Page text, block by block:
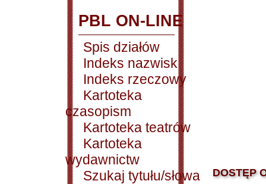
PBL ON-LINE
Spis działów
Indeks nazwisk
Indeks rzeczowy
Kartoteka
czasopism
Kartoteka teatrów
Kartoteka
wydawnictw
Szukaj tytułu/słowa
DOSTĘP